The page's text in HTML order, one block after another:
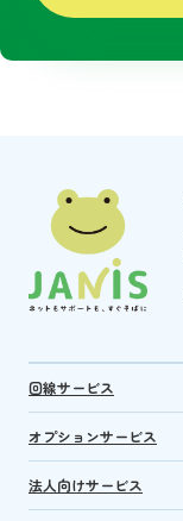
回線サービス
オプションサービス
法人向けサービス